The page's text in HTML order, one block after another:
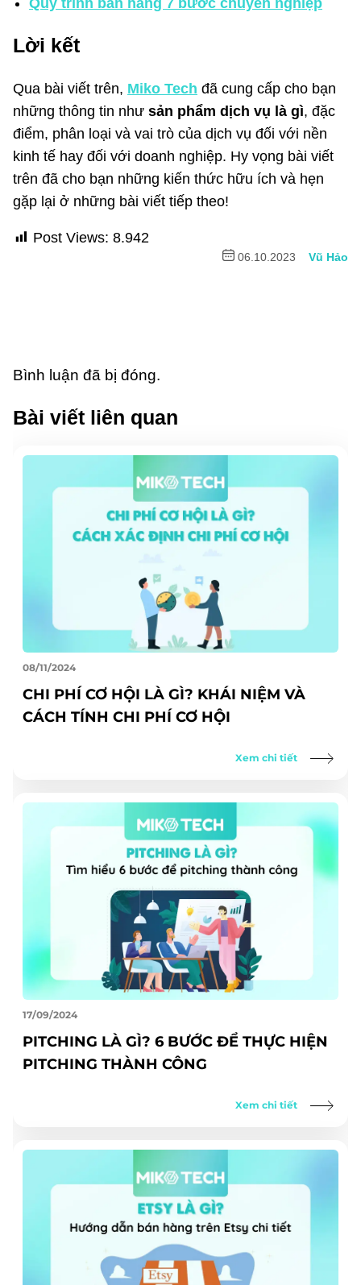
Lời kết
Qua bài viết trên, Miko Tech đã cung cấp cho bạn
những thông tin như sản phẩm dịch vụ là gì, đặc
điểm, phân loại và vai trò của dịch vụ đối với nền
kinh tế hay đối với doanh nghiệp. Hy vọng bài viết
trên đã cho bạn những kiến thức hữu ích và hẹn
gặp lại ở những bài viết tiếp theo!
Post Views: 8.942
06.10.2023 Vũ Hảo
Bình luận đã bị đóng.
Bài viết liên quan
08/11/2024
CHI PHÍ CƠ HỘI LÀ GÌ? KHÁI NIỆM VÀ
CÁCH TÍNH CHI PHÍ CƠ HỘI
Xem chi tiết
17/09/2024
PITCHING LÀ GÌ? 6 BƯỚC ĐỂ THỰC HIỆN
PITCHING THÀNH CÔNG
Xem chi tiết